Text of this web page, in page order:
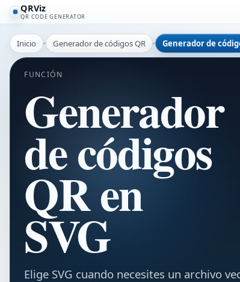
QRViz
QR CODE GENERATOR
Inicio Generador de códigos QR Generador de
FUNCIÓN
Generador
de códigos
QR en
SVG
Elige SVG cuando necesites un archivo